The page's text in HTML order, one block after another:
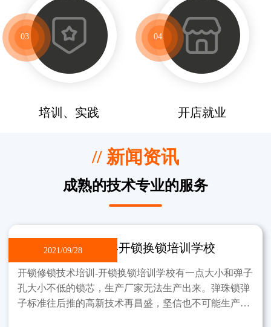
03
培训、实践
04
开店就业
// 新闻资讯
成熟的技术专业的服务
2021/09/28
开锁修锁技术培训-开锁换锁培训学校
开锁修锁技术培训-开锁换锁培训学校有一点大小和弹子
孔大小不低的锁芯，生产厂家无法生产出来。弹珠锁弹
子标准往后推的高新技术再昌盛，坚信也不可能生产出